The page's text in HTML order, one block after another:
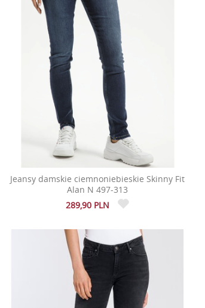
Jeansy damskie ciemnoniebieskie Skinny Fit
Alan N 497-313
289,90 PLN